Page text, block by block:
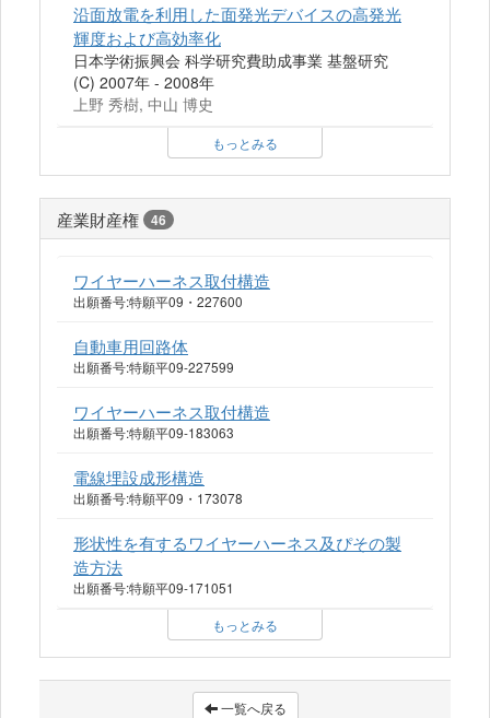
沿面放電を利用した面発光デバイスの高発光
輝度および高効率化
日本学術振興会 科学研究費助成事業 基盤研究
(C) 2007年 - 2008年
上野 秀樹, 中山 博史
もっとみる
産業財産権 46
ワイヤーハーネス取付構造
出願番号:特願平09・227600
自動車用回路体
出願番号:特願平09-227599
ワイヤーハーネス取付構造
出願番号:特願平09-183063
電線埋設成形構造
出願番号:特願平09・173078
形状性を有するワイヤーハーネス及ぴその製
造方法
出願番号:特願平09-171051
もっとみる
一覧へ戻る